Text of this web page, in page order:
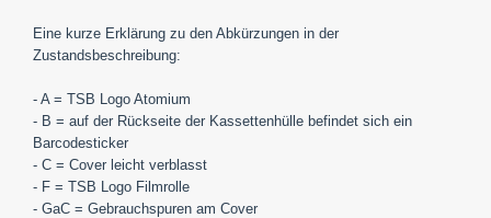
Eine kurze Erklärung zu den Abkürzungen in der
Zustandsbeschreibung:
- A = TSB Logo Atomium
- B = auf der Rückseite der Kassettenhülle befindet sich ein
Barcodesticker
- C = Cover leicht verblasst
- F = TSB Logo Filmrolle
- GaC = Gebrauchspuren am Cover